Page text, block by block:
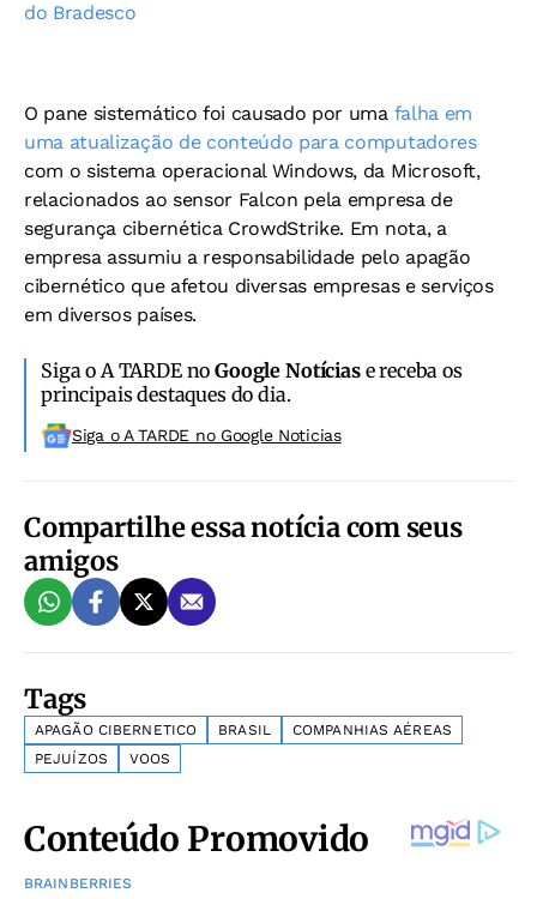
do Bradesco
O pane sistemático foi causado por uma falha em
uma atualização de conteúdo para computadores
com o sistema operacional Windows, da Microsoft,
relacionados ao sensor Falcon pela empresa de
segurança cibernética CrowdStrike. Em nota, a
empresa assumiu a responsabilidade pelo apagão
cibernético que afetou diversas empresas e serviços
em diversos países.
Siga o A TARDE noGoogle Notíciase receba os
principais destaques do dia.
Siga o A TARDE no Google Noticias
Compartilhe essa notícia com seus
amigos
Tags
APAGÃO CIBERNETICO BRASIL
COMPANHIAS AÉREAS
PEJUÍZOS
VOOS